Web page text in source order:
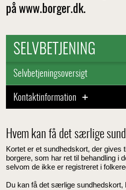
på www.borger.dk.
SELVBETJENING
Selvbetjeningsoversigt
Kontaktinformation
Hvem kan få det særlige
Kortet er et sundhedskort, der gives
borgere, som har ret til behandling i
selvom de ikke er registreret i
Du kan få det særlige sundhedskort,